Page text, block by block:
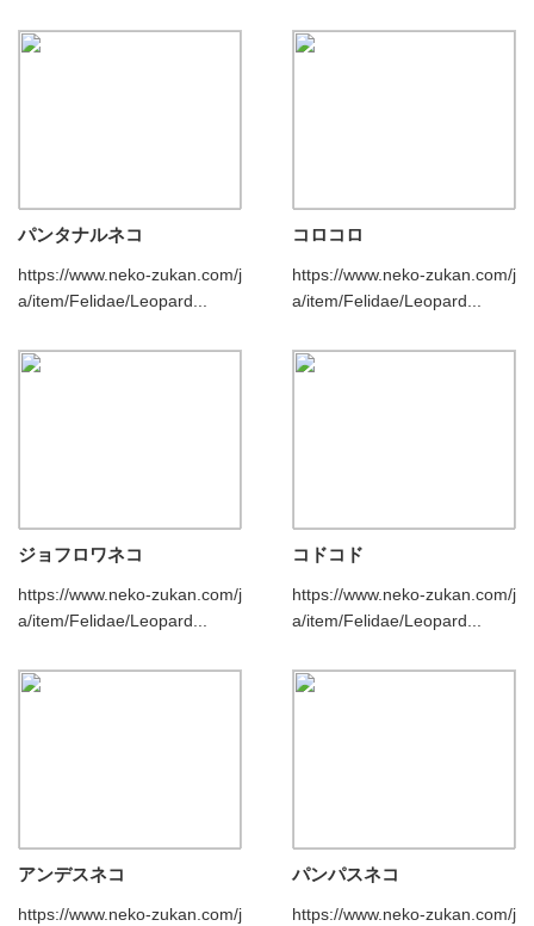
パンタナルネコ
https://www.neko-zukan.com/j
a/item/Felidae/Leopard...
コロコロ
https://www.neko-zukan.com/j
a/item/Felidae/Leopard...
ジョフロワネコ
https://www.neko-zukan.com/j
a/item/Felidae/Leopard...
コドコド
https://www.neko-zukan.com/j
a/item/Felidae/Leopard...
アンデスネコ
https://www.neko-zukan.com/j
パンパスネコ
https://www.neko-zukan.com/j